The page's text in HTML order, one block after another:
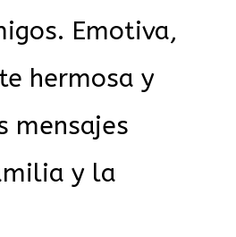
Emotiva,
hermosa y
mensajes
y la